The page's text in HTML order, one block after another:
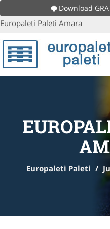
Download
Europaleti Paleti Amara
Europaleti Paleti /